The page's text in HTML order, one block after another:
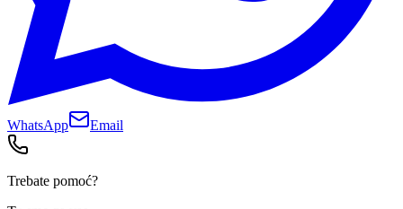
WhatsApp Email
Trebate pomoć?